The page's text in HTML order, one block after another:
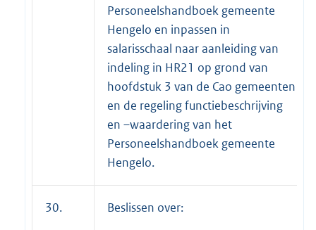
Personeelshandboek gemeente
Hengelo en inpassen in
salarisschaal naar aanleiding van
indeling in HR21 op grond van
hoofdstuk 3 van de Cao gemeenten
en de regeling functiebeschrijving
en –waardering van het
Personeelshandboek gemeente
Hengelo.
30. Beslissen over: